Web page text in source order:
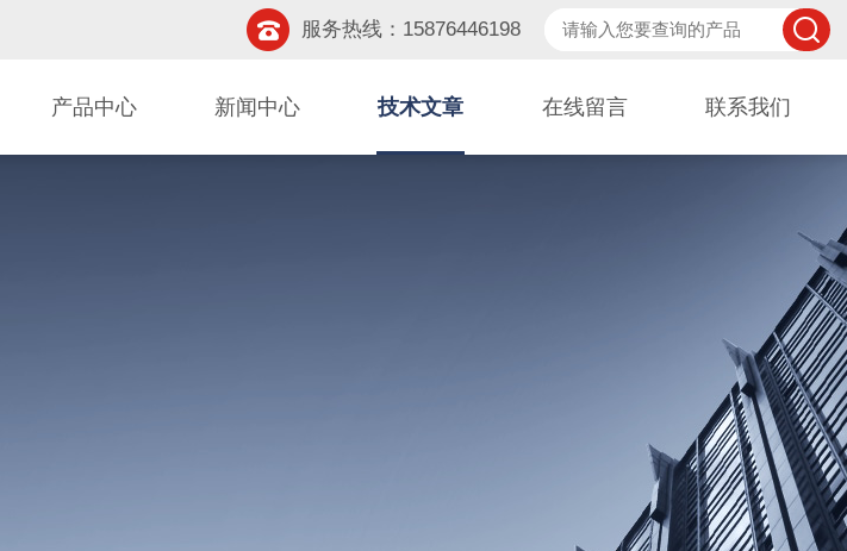
服务热线：15876446198
产品中心 新闻中心 技术文章 在线留言 联系我们